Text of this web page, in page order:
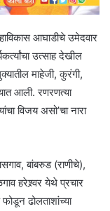
आघाडीचे उमेदवार
उत्साह देखील
माहेजी, कुरंगी,
आली. रणरणत्या
विजय असो’चा नारा
बांबरुड (राणीचे),
हरेश्र्वर येथे प्रचार
ढोलताशांच्या